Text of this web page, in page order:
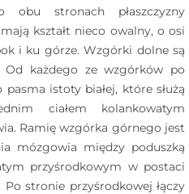
stronach płaszczyzny
kształt nieco owalny, o osi
i ku górze. Wzgórki dolne są
Od każdego ze wzgórków po
istoty białej, które służą
ciałem kolankowatym
Ramię wzgórka górnego jest
mózgowia między poduszką
przyśrodkowym w postaci
stronie przyśrodkowej łączy